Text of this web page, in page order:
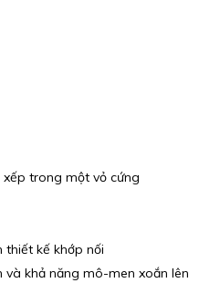
xếp trong một vỏ cứng
thiết kế khớp nối
và khả năng mô-men xoắn lên